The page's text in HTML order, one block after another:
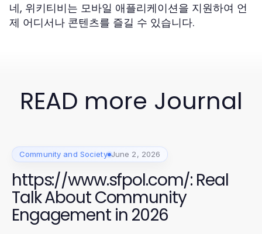
네, 위키티비는 모바일 애플리케이션을 지원하여 언
제 어디서나 콘텐츠를 즐길 수 있습니다.
READ more Journal
Community and Society June 2, 2026
https://www.sfpol.com/: Real
Talk About Community
Engagement in 2026